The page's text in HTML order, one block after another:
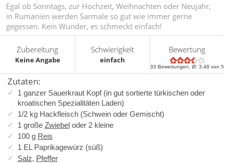
Egal ob Sonntags, zur Hochzeit, Weihnachten oder Neujahr,
in Rumänien werden Sarmale so gut wie immer gerne
gegessen. Kein Wunder, es schmeckt einfach!
Zubereitung
Keine Angabe
Schwierigkeit
einfach
Bewertung
33 Bewertungen, Ø:3,48 von 5
Zutaten:
1 ganzer Sauerkraut Kopf (in gut sortierte türkischen oder
kroatischen Spezialitäten Laden)
1/2 kg Hackfleisch (Schwein oder Gemischt)
1 große Zwiebeloder 2 kleine
100 g Reis
1 EL Paprikagewürz (süß)
Salz, Pfeffer